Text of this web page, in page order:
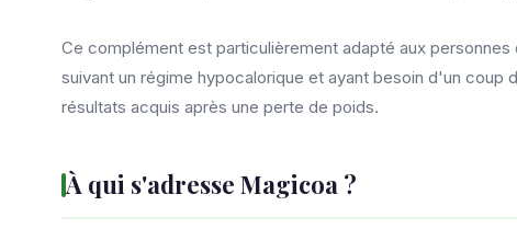
Ce complément est particulièrement adapté aux
suivant un régime hypocalorique et ayant besoin d'un coup
résultats acquis après une perte de poids.
À qui s'adresse Magicoa ?